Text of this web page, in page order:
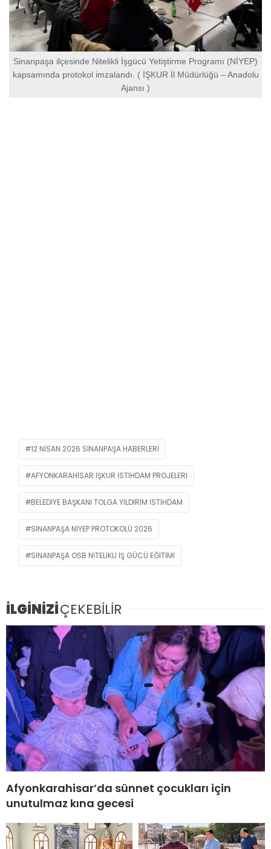
Sinanpaşa ilçesinde Nitelikli İşgücü Yetiştirme Programı (NİYEP)
kapsamında protokol imzalandı. ( İŞKUR İl Müdürlüğü – Anadolu
Ajansı )
12 NISAN 2026 SINANPAŞA HABERLERI
AFYONKARAHISAR IŞKUR ISTIHDAM PROJELERI
BELEDIYE BAŞKANI TOLGA YILDIRIM ISTIHDAM
SINANPAŞA NIYEP PROTOKOLÜ 2026
SINANPAŞA OSB NITELIKLI IŞ GÜCÜ EĞITIMI
İLGİNİZİÇEKEBİLİR
Afyonkarahisar’da sünnet çocukları için
unutulmaz kına gecesi